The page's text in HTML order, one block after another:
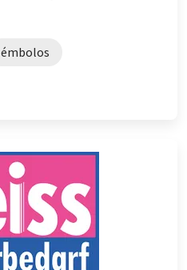
émbolos